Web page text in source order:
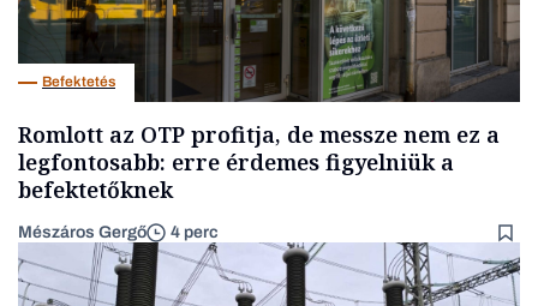
Befektetés
Romlott az OTP profitja, de messze nem ez a
legfontosabb: erre érdemes figyelniük a
befektetőknek
Mészáros Gergő 4 perc